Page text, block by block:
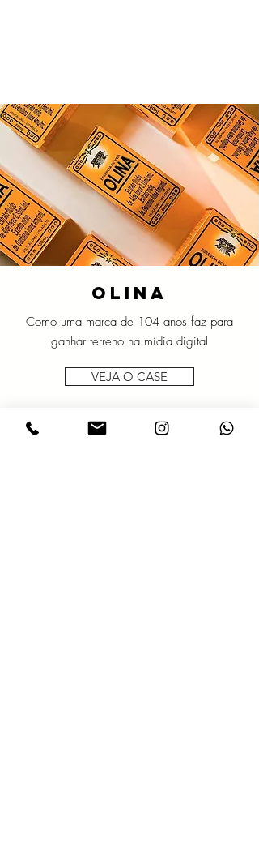
olina
Como uma marca de 104 anos faz para
ganhar terreno na mídia digital
VEJA O CASE